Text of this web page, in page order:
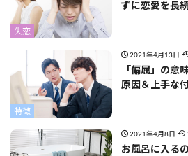
失恋
ずに恋愛を長
特徴
2021年4月13日
「偏屈」の意
原因＆上手な
2021年4月8日
お風呂に入る